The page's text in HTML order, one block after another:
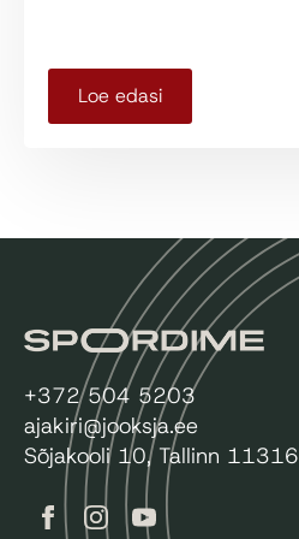
Loe edasi
+372 504 5203
ajakiri@jooksja.ee
Sõjakooli 10, Tallinn 11316